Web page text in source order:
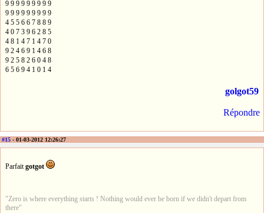
9 9 9 9 9 9 9 9 9
9 9 9 9 9 9 9 9 9
4 5 5 6 6 7 8 8 9
4 0 7 3 9 6 2 8 5
4 8 1 4 7 1 4 7 0
9 2 4 6 9 1 4 6 8
9 2 5 8 2 6 0 4 8
6 5 6 9 4 1 0 1 4
golgot59
Répondre
#15 - 01-03-2012 12:26:27
Parfaitgotgot
"Zero is where everything starts ! Nothing would ever be born if we didn't depart from
there"